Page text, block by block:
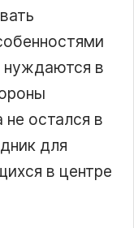
нуждаются в
остался в
для
в центре